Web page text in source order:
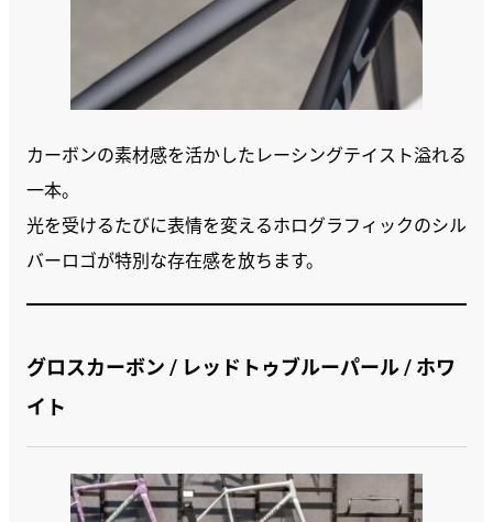
カーボンの素材感を活かしたレーシングテイスト溢れる
一本。
光を受けるたびに表情を変えるホログラフィックのシル
バーロゴが特別な存在感を放ちます。
グロスカーボン / レッドトゥブルーパール / ホワ
イト